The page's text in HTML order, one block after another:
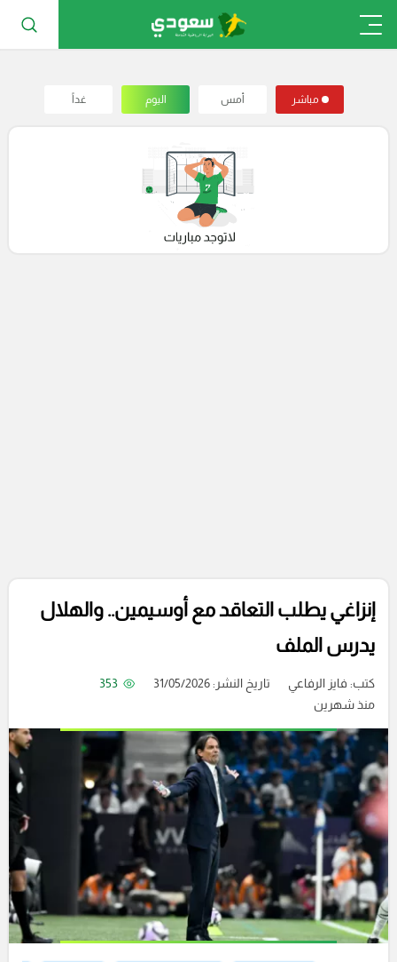
مباشر أمس اليوم غداً
إنزاغي يطلب التعاقد مع أوسيمين.. والهلال
يدرس الملف
كتب: فايز الرفاعي تاريخ النشر: 31/05/2026
353
منذ شهرين